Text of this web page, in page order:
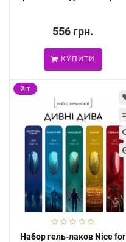
556 грн.
КУПИТИ
Хіт
Набор гель-лаков Nice for